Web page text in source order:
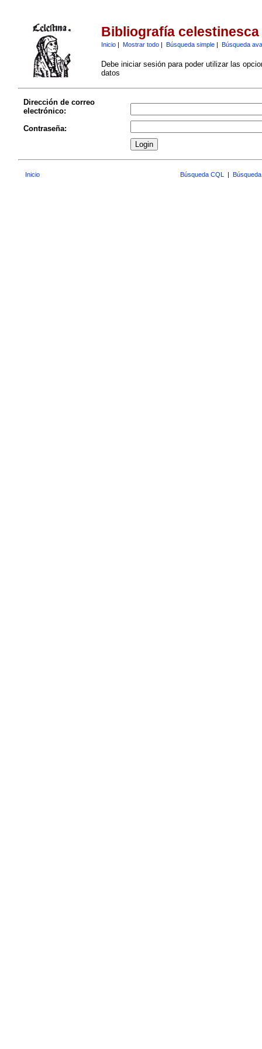
Bibliografía celestinesca
Inicio| Mostrar todo| Búsqueda simple| Búsqueda
Debe iniciar sesión para poder utilizar las
datos
Dirección de correo
electrónico:
Contraseña:
Inicio Búsqueda CQL |